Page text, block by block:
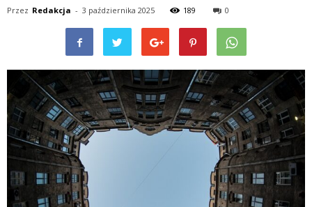
Przez Redakcja - 3 października 2025 189 0